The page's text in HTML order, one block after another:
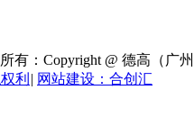
有：Copyright @ 德高（广
利 | 网站建设：合创汇